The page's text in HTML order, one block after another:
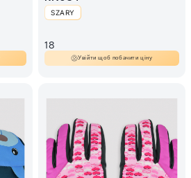
SZARY
18
Увійти щоб побачити ціну